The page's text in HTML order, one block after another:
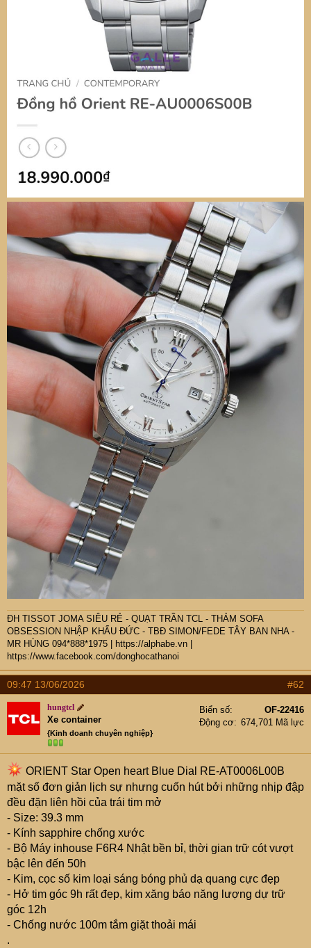
ĐH TISSOT JOMA SIÊU RẺ - QUẠT TRẦN TCL - THẢM SOFA
OBSESSION NHẬP KHẨU ĐỨC - TBĐ SIMON/FEDE TÂY BAN NHA -
MR HÙNG 094*888*1975
https://alphabe.vn
https://www.facebook.com/donghocathanoi
09:47 13/06/2026 #62
hungtcl
Xe container
{Kinh doanh chuyên nghiệp}
Biển số
OF-22416
Động cơ
674,701 Mã lực
ORIENT Star Open heart Blue Dial RE-AT0006L00B
mặt số đơn giản lịch sự nhưng cuốn hút bởi những nhịp đập
đều đặn liên hồi của trái tim mở
- Size: 39.3 mm
- Kính sapphire chống xước
- Bộ Máy inhouse F6R4 Nhật bền bỉ, thời gian trữ cót vượt
bậc lên đến 50h
- Kim, cọc số kim loại sáng bóng phủ dạ quang cực đẹp
- Hở tim góc 9h rất đẹp, kim xăng báo năng lượng dự trữ
góc 12h
- Chống nước 100m tắm giặt thoải mái
.